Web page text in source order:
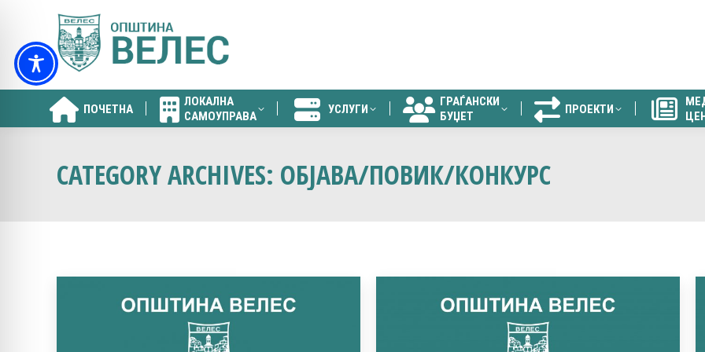
ПОЧЕТНА
ЛОКАЛНА
САМОУПРАВА
УСЛУГИ
ГРАЃАНСКИ
БУЏЕТ
ПРОЕКТИ
CATEGORY ARCHIVES: ОБЈАВА/ПОВИК/КОНКУРС
ПОЧЕТНА